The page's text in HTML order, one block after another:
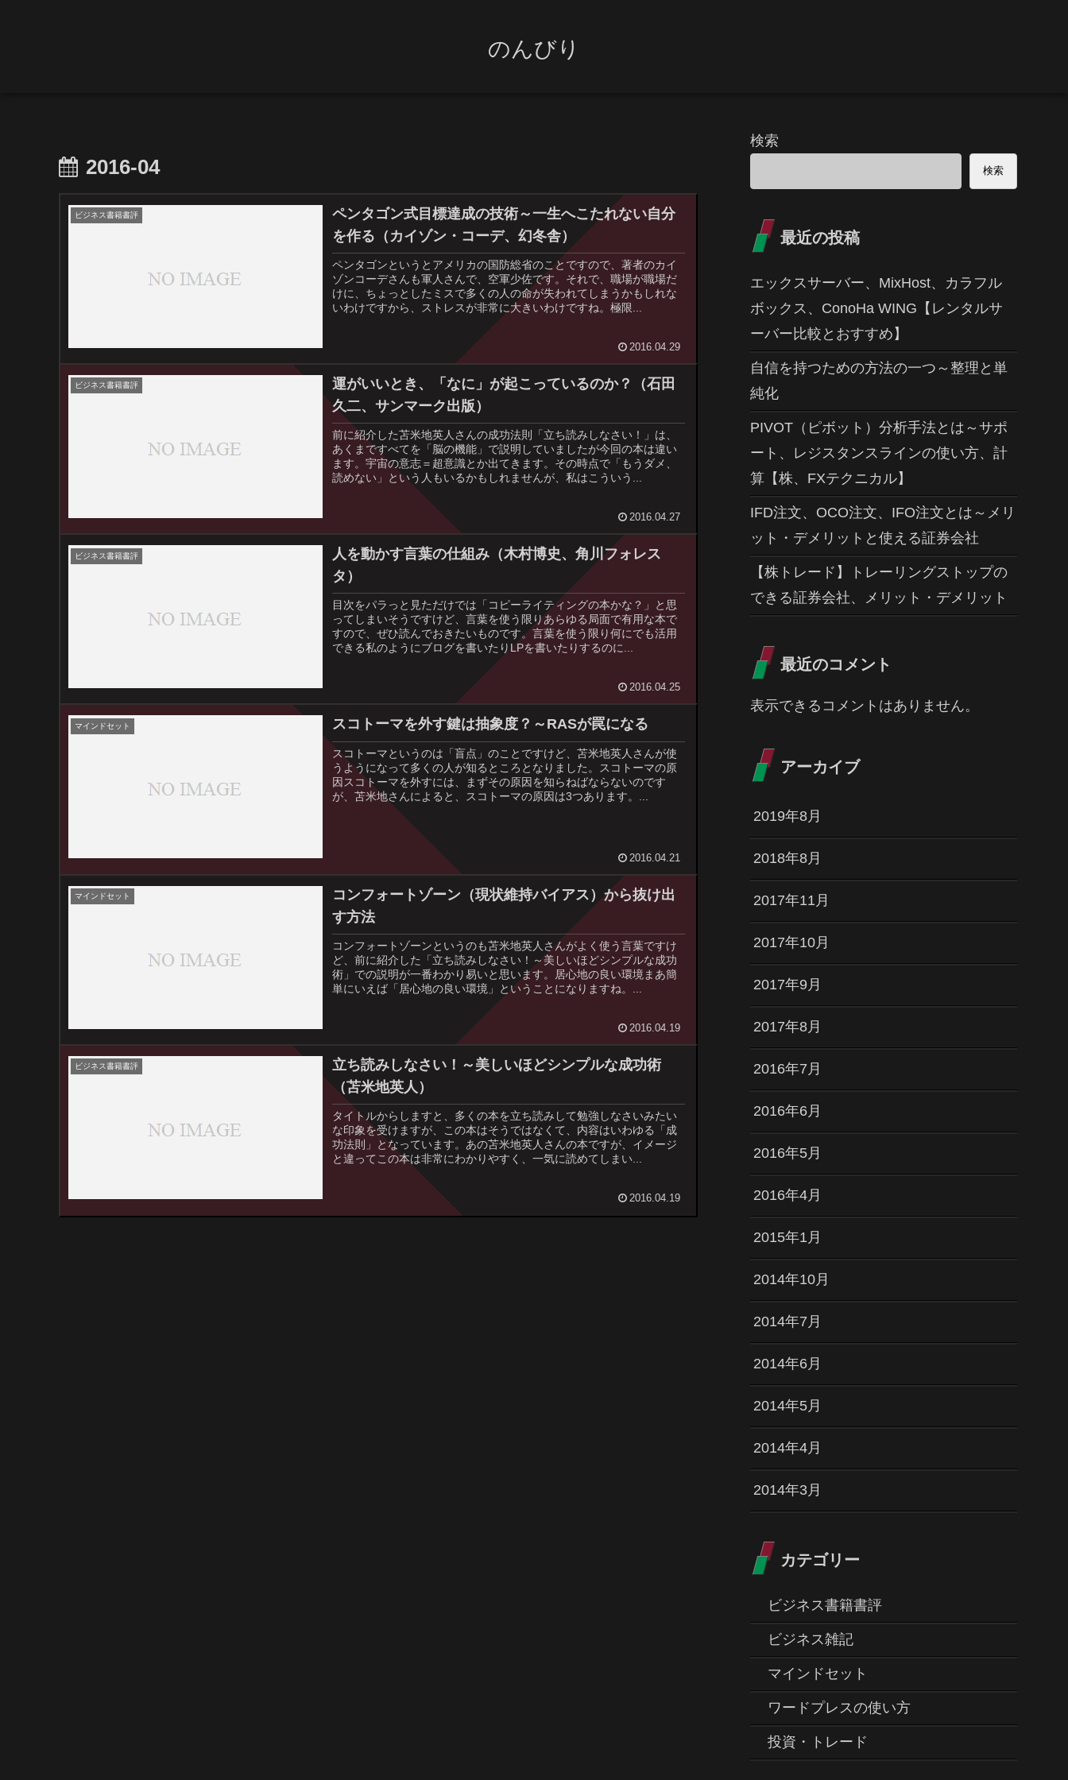
のんびり
2016-04
ビジネス書籍書評
ペンタゴン式目標達成の技術～一生へこたれない自分
を作る（カイゾン・コーデ、幻冬舎）
ペンタゴンというとアメリカの国防総省のことですので、著者のカイ
ゾンコーデさんも軍人さんで、空軍少佐です。それで、職場が職場だ
けに、ちょっとしたミスで多くの人の命が失われてしまうかもしれな
いわけですから、ストレスが非常に大きいわけですね。極限...
2016.04.29
ビジネス書籍書評
運がいいとき、「なに」が起こっているのか？（石田
久二、サンマーク出版）
前に紹介した苫米地英人さんの成功法則「立ち読みしなさい！」は、
あくまですべてを「脳の機能」で説明していましたが今回の本は違い
ます。宇宙の意志＝超意識とか出てきます。その時点で「もうダメ、
読めない」という人もいるかもしれませんが、私はこういう...
2016.04.27
ビジネス書籍書評
人を動かす言葉の仕組み（木村博史、角川フォレス
タ）
目次をパラっと見ただけでは「コピーライティングの本かな？」と思
ってしまいそうですけど、言葉を使う限りあらゆる局面で有用な本で
すので、ぜひ読んでおきたいものです。言葉を使う限り何にでも活用
できる私のようにブログを書いたりLPを書いたりするのに...
2016.04.25
マインドセット スコトーマを外す鍵は抽象度？～RASが罠になる
スコトーマというのは「盲点」のことですけど、苫米地英人さんが使
うようになって多くの人が知るところとなりました。スコトーマの原
因スコトーマを外すには、まずその原因を知らねばならないのです
が、苫米地さんによると、スコトーマの原因は3つあります。...
2016.04.21
マインドセット
コンフォートゾーン（現状維持バイアス）から抜け出
す方法
コンフォートゾーンというのも苫米地英人さんがよく使う言葉ですけ
ど、前に紹介した「立ち読みしなさい！～美しいほどシンプルな成功
術」での説明が一番わかり易いと思います。居心地の良い環境まあ簡
単にいえば「居心地の良い環境」ということになりますね。...
2016.04.19
ビジネス書籍書評
立ち読みしなさい！～美しいほどシンプルな成功術
（苫米地英人）
タイトルからしますと、多くの本を立ち読みして勉強しなさいみたい
な印象を受けますが、この本はそうではなくて、内容はいわゆる「成
功法則」となっています。あの苫米地英人さんの本ですが、イメージ
と違ってこの本は非常にわかりやすく、一気に読めてしまい...
2016.04.19
検索
検索
最近の投稿
エックスサーバー、MixHost、カラフル
ボックス、ConoHa WING【レンタルサ
ーバー比較とおすすめ】
自信を持つための方法の一つ～整理と単
純化
PIVOT（ピボット）分析手法とは～サポ
ート、レジスタンスラインの使い方、計
算【株、FXテクニカル】
IFD注文、OCO注文、IFO注文とは～メリ
ット・デメリットと使える証券会社
【株トレード】トレーリングストップの
できる証券会社、メリット・デメリット
最近のコメント
表示できるコメントはありません。
アーカイブ
2019年8月
2018年8月
2017年11月
2017年10月
2017年9月
2017年8月
2016年7月
2016年6月
2016年5月
2016年4月
2015年1月
2014年10月
2014年7月
2014年6月
2014年5月
2014年4月
2014年3月
カテゴリー
ビジネス書籍書評
ビジネス雑記
マインドセット
ワードプレスの使い方
投資・トレード